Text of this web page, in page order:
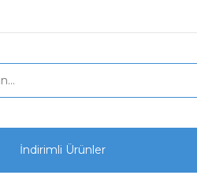
İndirimli Ürünler